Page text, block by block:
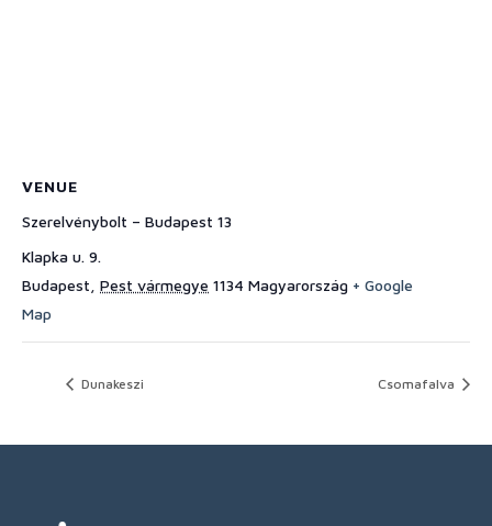
VENUE
Szerelvénybolt – Budapest 13
Klapka u. 9.
Budapest Pest vármegye 1134 Magyarország + Google
Map
Dunakeszi Csomafalva